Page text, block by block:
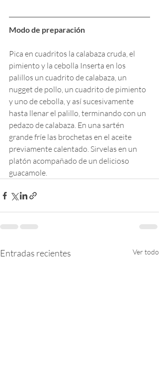
Modo de preparación
Pica en cuadritos la calabaza cruda, el
pimiento y la cebolla Inserta en los
palillos un cuadrito de calabaza, un
nugget de pollo, un cuadrito de pimiento
y uno de cebolla, y así sucesivamente
hasta llenar el palillo, terminando con un
pedazo de calabaza. En una sartén
grande fríe las brochetas en el aceite
previamente calentado. Sirvelas en un
platón acompañado de un delicioso
guacamole.
Entradas recientes Ver todo